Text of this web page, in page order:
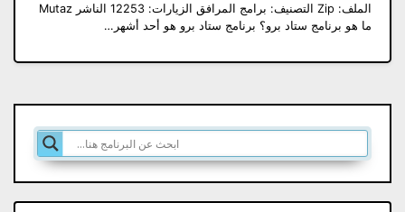
الملف: Zip التصنيف: برامج المرافق الزيارات: 12253 الناشر Mutaz
ما هو برنامج ستاد برو؟ برنامج ستاد برو هو أحد أشهر…